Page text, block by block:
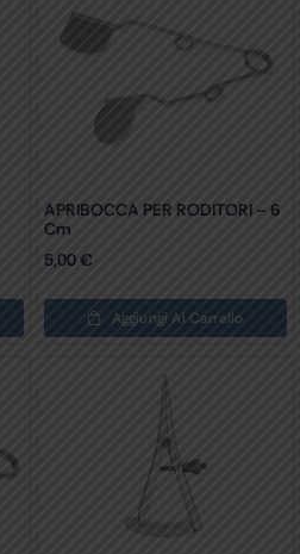
APRIBOCCA PER RODITORI – 6
Cm
5,00 €
Aggiungi Al Carrello